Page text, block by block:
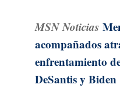
MSN Noticias
acompañados
enfrentamiento
DeSantis y Biden